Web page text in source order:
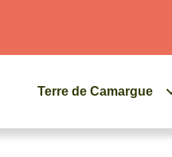
Terre de Camargue